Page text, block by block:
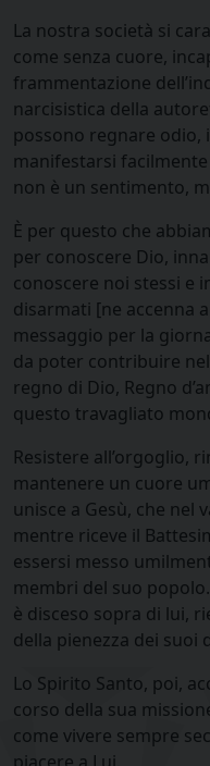
La nostra società si
come senza cuore,
frammentazione
narcisistica della
possono regnare odio,
manifestarsi facilmente
non è un sentimento,
È per questo che
per conoscere Dio,
conoscere noi stessi e
disarmati [ne accenna
messaggio per la
da poter contribuire
regno di Dio, Regno
questo travagliato
Resistere all’orgoglio,
mantenere un cuore
unisce a Gesù, che nel
mentre riceve il
essersi messo
membri del suo
è disceso sopra di lui,
della pienezza dei suoi
Lo Spirito Santo, poi,
corso della sua
come vivere sempre